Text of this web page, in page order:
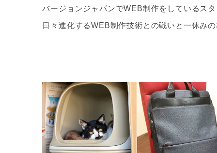
バージョンジャパンでWEB制作をしているス
日々進化するWEB制作技術との戦いと一休み